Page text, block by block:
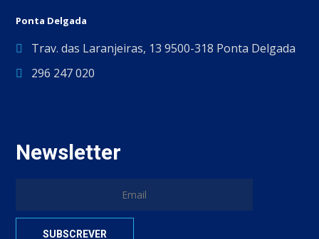
Ponta Delgada
Trav. das Laranjeiras, 13 9500-318 Ponta Delgada
296 247 020
Newsletter